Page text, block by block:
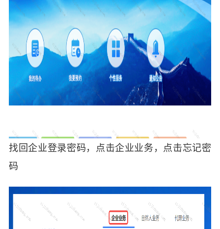
找回企业登录密码，点击企业业务，点击忘记密
码